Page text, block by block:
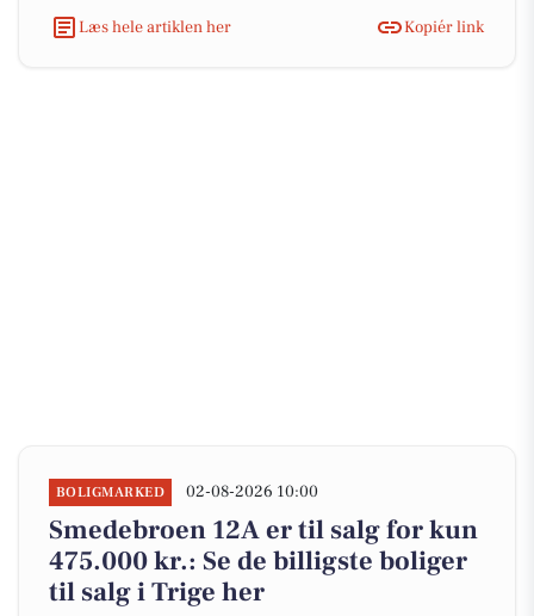
Læs hele artiklen her Kopiér link
BOLIGMARKED 02-08-2026 10:00
Smedebroen 12A er til salg for kun
475.000 kr.: Se de billigste boliger
til salg i Trige her